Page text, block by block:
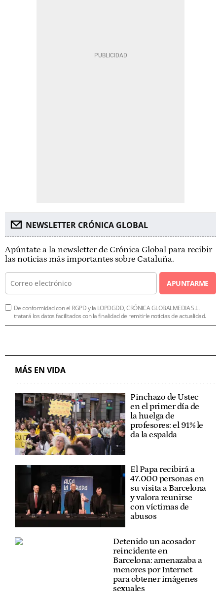
NEWSLETTER CRÓNICA GLOBAL
Apúntate a la newsletter de Crónica Global para recibir
las noticias más importantes sobre Cataluña.
APUNTARME
De conformidad con el RGPD y la LOPDGDD, CRÓNICA GLOBALMEDIA S.L.
tratará los datos facilitados con la finalidad de remitirle noticias de actualidad.
MÁS EN VIDA
Pinchazo de Ustec
en el primer día de
la huelga de
profesores: el 91% le
da la espalda
El Papa recibirá a
47.000 personas en
su visita a Barcelona
y valora reunirse
con víctimas de
abusos
Detenido un acosador
reincidente en
Barcelona: amenazaba a
menores por Internet
para obtener imágenes
sexuales